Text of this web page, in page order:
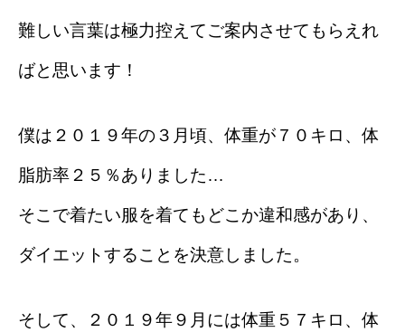
難しい言葉は極力控えてご案内させてもらえれ
ばと思います！
僕は２０１９年の３月頃、体重が７０キロ、体
脂肪率２５％ありました…
そこで着たい服を着てもどこか違和感があり、
ダイエットすることを決意しました。
そして、２０１９年９月には体重５７キロ、体